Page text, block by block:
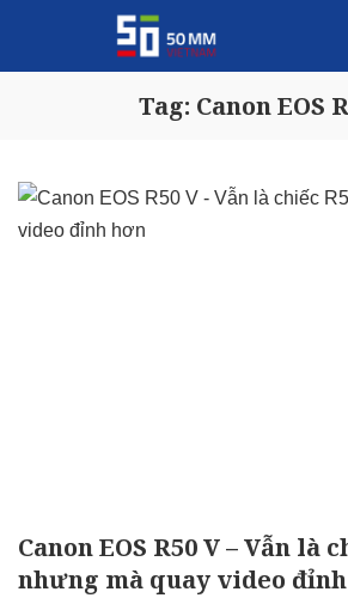
Tag: Canon EOS
Canon EOS R50 V – Vẫn là
nhưng mà quay video